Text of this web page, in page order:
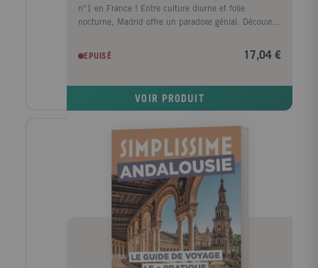
n°1 en France ! Entre culture diurne et folie
nocturne, Madrid offre un paradoxe génial. Découvrez
ruelles jusqu'à la fameuse plaza Mayor et laissez-vous
entraîner dans les bars à tapas du quartier de La
couleurs pour découvrir la ville à l'aide de photos et
; - des itinéraires thématiques et géographiques, avec
toutes les infos et astuces dont vous avez besoin pour
réussir et profiter pleinement de votre voyage ; - des
activités (consacrer au moins une soirée (ou une nuit
? ) à déguster des tapas en passant de bar en bar,
marcher sur les traces de la Movida à Madrid...), des
visites (recevoir toute l'émotion qui se dégage du
Guernica de Picasso au Centro de Arte Reina Sofía,
prendre un grand bol d'air pur au parque del Buen
Retiro...), à partager en famille, entre amis ou en solo
; - près de 10 cartes et plans détachables avec toutes
EPUISÉ 17,04 €
VOIR PRODUIT